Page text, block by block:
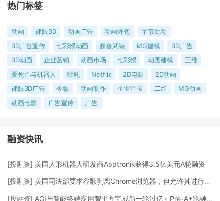
热门标签
动画 裸眼3D 动画广告 动画外包
字节跳动
3D广告宣传
七彩猴动画 超兽武装 MG建模
3D广告
3D动画
企业营销 动画市场 七彩猴 动画建模
三维
爱死亡与机器人
哪吒 Netflix 2D电影
2D动画
裸眼3D广告
今敏 动画制作 企业宣传 二维
MG动画
动画电影
广告宣传 广告
融资快讯
[投融资] 美国人形机器人研发商Apptronik获得3.5亿美元A轮融资
[投融资] 美国司法部要求谷歌剥离Chrome浏览器，但允许其进行AI投资
[投融资] AGI与智能终端应用智平方完成新一轮过亿元Pre-A+轮融资